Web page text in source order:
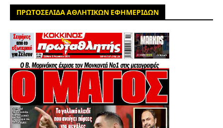
ΠΡΩΤΟΣΕΛΙΔΑ ΑΘΛΗΤΙΚΩΝ ΕΦΗΜΕΡΙΔΩΝ